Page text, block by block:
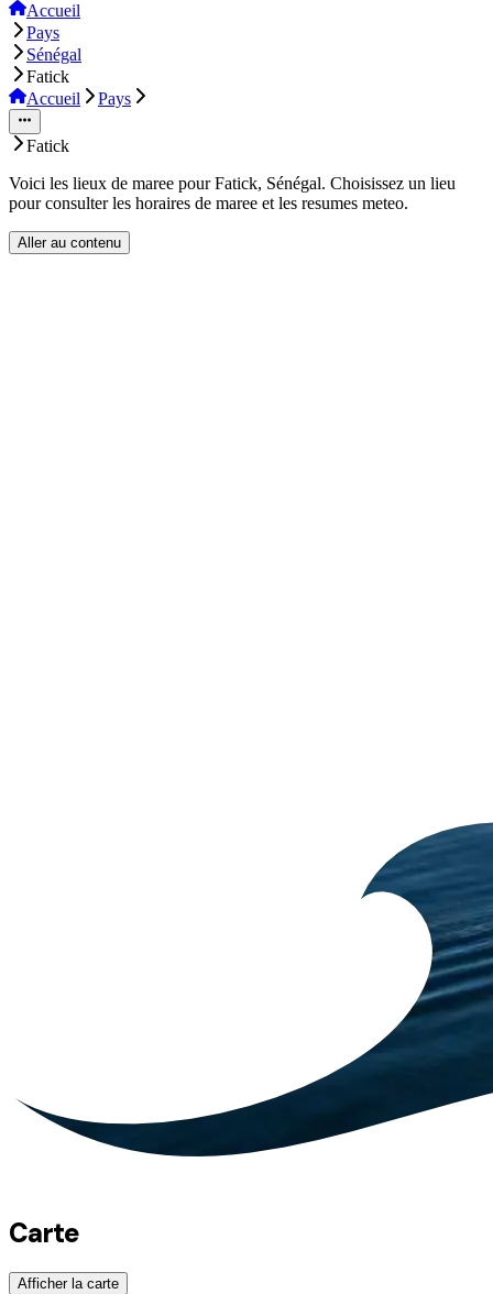
Accueil
Pays
Sénégal
Fatick
Accueil
Pays
Fatick
Voici les lieux de maree pour Fatick, Sénégal. Choisissez un lieu
pour consulter les horaires de maree et les resumes meteo.
Aller au contenu
Carte
Afficher la carte